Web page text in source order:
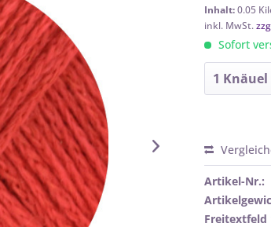
Inhalt:0.05
inkl. MwSt.
Sofort
Artikel-Nr.:
Freitextfeld